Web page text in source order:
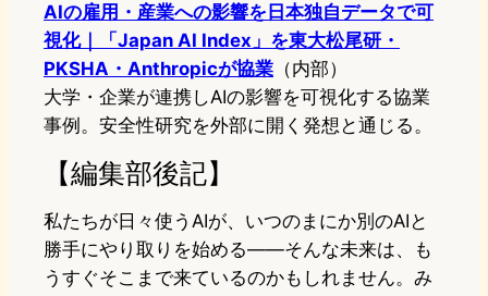
AIの雇用・産業への影響を日本独自データで可
視化｜「Japan AI Index」を東大松尾研・
PKSHA・Anthropicが協業 （内部）
大学・企業が連携しAIの影響を可視化する協業
事例。安全性研究を外部に開く発想と通じる。
【編集部後記】
私たちが日々使うAIが、いつのまにか別のAIと
勝手にやり取りを始める——そんな未来は、も
うすぐそこまで来ているのかもしれません。み